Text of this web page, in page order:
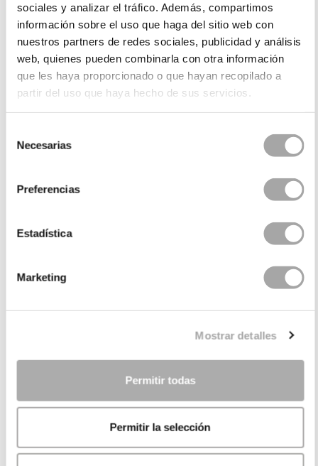
sociales y analizar el tráfico. Además, compartimos
información sobre el uso que haga del sitio web con
nuestros partners de redes sociales, publicidad y análisis
web, quienes pueden combinarla con otra información
que les haya proporcionado o que hayan recopilado a
partir del uso que haya hecho de sus servicios.
Necesarias
Preferencias
Estadística
Marketing
Mostrar detalles
Permitir todas
Permitir la selección